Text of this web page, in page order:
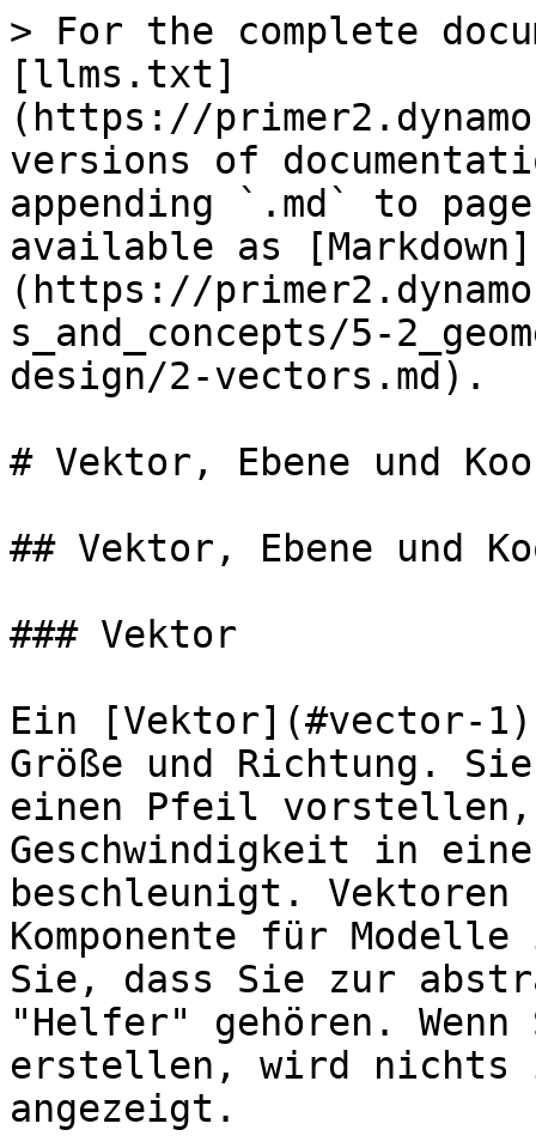
> For the complete
[llms.txt]
(https://
versions of
appending `.md` to
available as [Markdown]
(https://
s_and_concepts/5-
design/2-vectors.md).
# Vektor, Ebene und
## Vektor, Ebene und
### Vektor
Ein [Vektor](#vector-
Größe und Richtung.
einen Pfeil vorstellen,
Geschwindigkeit in
beschleunigt.
Komponente für
Sie, dass Sie zur
"Helfer" gehören.
erstellen, wird nichts
angezeigt.